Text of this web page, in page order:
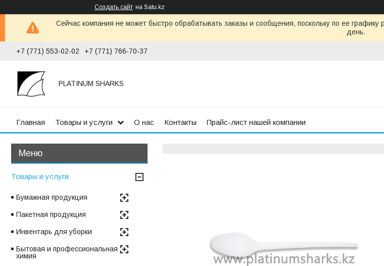
Создать сайт на Satu.kz
Сейчас компания не может быстро обрабатывать заказы и сообщения, поскольку по ее
день.
+7 (771) 553-02-02 +7 (771) 766-70-37
PLATINUM SHARKS
Главная Товары и услуги О нас Контакты Прайс-лист нашей компании
Товары и услуги
Бумажная продукция
Пакетная продукция
Инвентарь для уборки
Бытовая и профессиональная
химия